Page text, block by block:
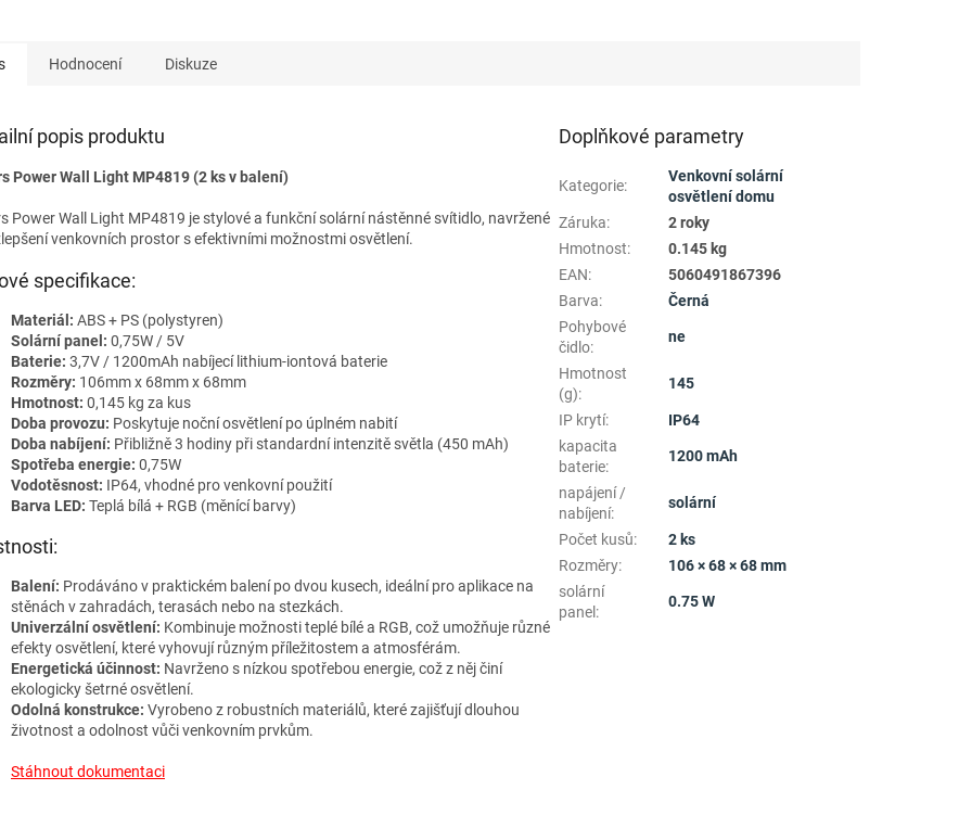
Hodnocení Diskuze
popis produktu
Power Wall Light MP4819 (2 ks v balení)
Power Wall Light MP4819 je stylové a funkční solární nástěnné svítidlo, navržené
venkovních prostor s efektivními možnostmi osvětlení.
specifikace:
Materiál: ABS + PS (polystyren)
Solární panel: 0,75W / 5V
Baterie: 3,7V / 1200mAh nabíjecí lithium-iontová baterie
Rozměry: 106mm x 68mm x 68mm
Hmotnost: 0,145 kg za kus
Doba provozu: Poskytuje noční osvětlení po úplném nabití
Doba nabíjení: Přibližně 3 hodiny při standardní intenzitě světla (450 mAh)
Spotřeba energie: 0,75W
Vodotěsnost: IP64, vhodné pro venkovní použití
Barva LED: Teplá bílá + RGB (měnící barvy)
Balení: Prodáváno v praktickém balení po dvou kusech, ideální pro aplikace na
stěnách v zahradách, terasách nebo na stezkách.
Univerzální osvětlení: Kombinuje možnosti teplé bílé a RGB, což umožňuje různé
efekty osvětlení, které vyhovují různým příležitostem a atmosférám.
Energetická účinnost: Navrženo s nízkou spotřebou energie, což z něj činí
ekologicky šetrné osvětlení.
Odolná konstrukce: Vyrobeno z robustních materiálů, které zajišťují dlouhou
životnost a odolnost vůči venkovním prvkům.
Stáhnout dokumentaci
Doplňkové parametry
Kategorie:
Venkovní solární
osvětlení domu
Záruka:
2 roky
Hmotnost:
0.145 kg
EAN:
5060491867396
Barva:
Černá
Pohybové
čidlo:
ne
Hmotnost
(g):
145
IP krytí:
IP64
kapacita
baterie:
1200 mAh
napájení /
nabíjení:
solární
Počet kusů:
2 ks
Rozměry:
106 × 68 × 68 mm
solární
panel :
0.75 W